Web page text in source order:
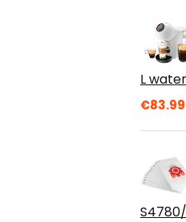
L
€83.99